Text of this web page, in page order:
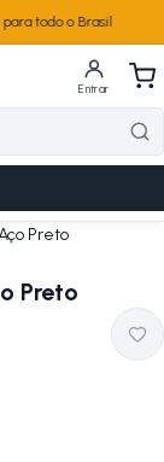
todo o Brasil
Entrar
Preto
Preto